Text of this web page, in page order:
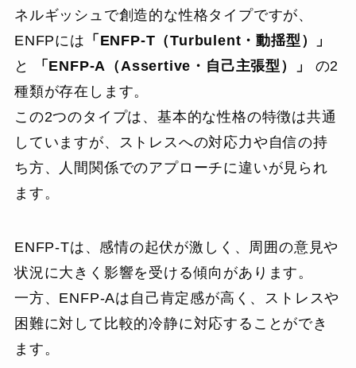
ネルギッシュで創造的な性格タイプですが、
ENFPには 「ENFP-T（Turbulent・動揺型）」
と
「ENFP-A（Assertive・自己主張型）」
の2
種類が存在します。
この2つのタイプは、基本的な性格の特徴は共通
していますが、ストレスへの対応力や自信の持
ち方、人間関係でのアプローチに違いが見られ
ます。
ENFP-Tは、感情の起伏が激しく、周囲の意見や
状況に大きく影響を受ける傾向があります。
一方、ENFP-Aは自己肯定感が高く、ストレスや
困難に対して比較的冷静に対応することができ
ます。